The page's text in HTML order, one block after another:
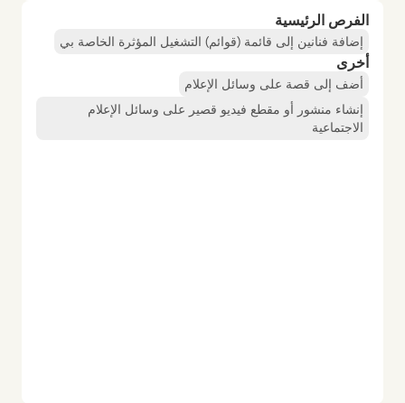
الفرص الرئيسية
إضافة فنانين إلى قائمة (قوائم) التشغيل المؤثرة الخاصة بي
أخرى
أضف إلى قصة على وسائل الإعلام
إنشاء منشور أو مقطع فيديو قصير على وسائل الإعلام
الاجتماعية